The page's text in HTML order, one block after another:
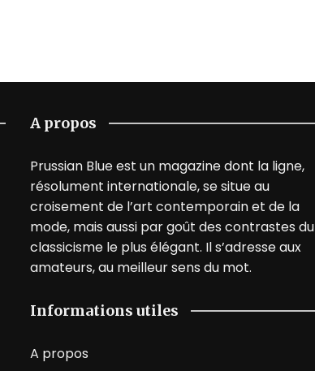
A propos
Prussian Blue est un magazine dont la ligne,
résolument internationale, se situe au
croisement de l’art contemporain et de la
mode, mais aussi par goût des contrastes du
classicisme le plus élégant. Il s’adresse aux
amateurs, au meilleur sens du mot.
Informations utiles
A propos